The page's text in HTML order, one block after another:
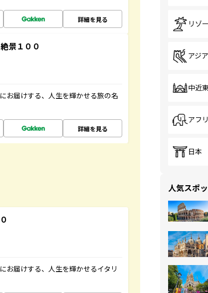
詳細を見る
景１００
お届けする、人生を輝かせる旅の名
詳細を見る
お届けする、人生を輝かせるイタリ
リゾ
アジア
中近東
アフ
日本
人気スポ